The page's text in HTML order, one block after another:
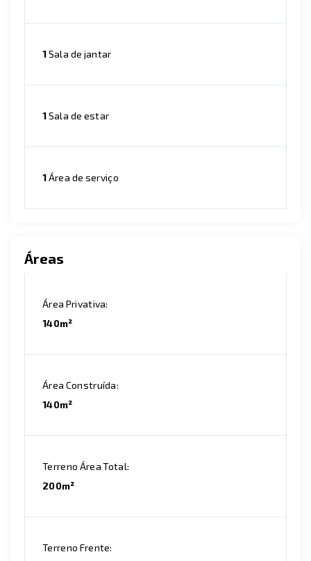
1Sala de jantar
1Sala de estar
1Área de serviço
Áreas
Área Privativa:
140m²
Área Construída:
140m²
Terreno Área Total:
200m²
Terreno Frente: